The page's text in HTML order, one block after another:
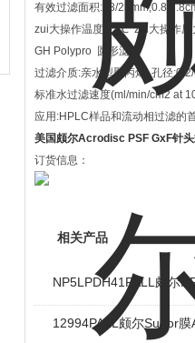
有效过滤面积:13/25mm;0.8/
zui大操作温度:55℃ zui大操作压
GH Polypro 圆形滤膜
过滤介质:亲水型聚丙烯 孔径
标准水过滤速度(ml/min/cm2 at
应用:HPLC样品和流动相过滤的
美国颇尔Acrodisc PSF GxF针
订货信息：
相关产品
NP5LPDH41PALL颇尔
12994PALL颇尔Supor